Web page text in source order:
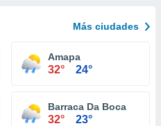
Más ciudades
Amapa
32° 24°
Barraca Da Boca
32° 23°